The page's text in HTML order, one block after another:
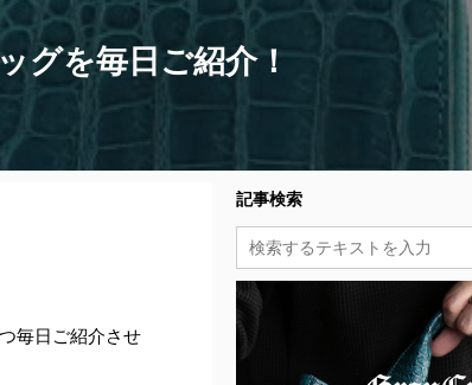
グを毎日ご紹介！
日ご紹介させ
記事検索